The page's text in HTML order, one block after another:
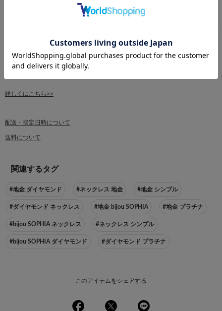
他の倉庫から取り寄せ可能な場合がございます。
▽新規作成の場合：ご注文から40日以内に発送
▽取り寄せの場合：ご注文から20日以内に発送（最短ご注文4日後）
商品がご用意できるまで「出荷保留」ステータスになります。ご注文は問題な
詳しくはこちら>>
配送・指定日時について
送料について
関連するタグ
#地金 ダイヤモンド #ネックレス 地金 #地金 シンプル
#ダイヤモンド ネックレス #地金 bijou SOPHIA #地金 プラチナ
#bijou SOPHIA ネックレス #ネックレス シンプル
#bijou SOPHIA ダイヤモンド #ダイヤモンド プラチナ
このアイテムをシェアする